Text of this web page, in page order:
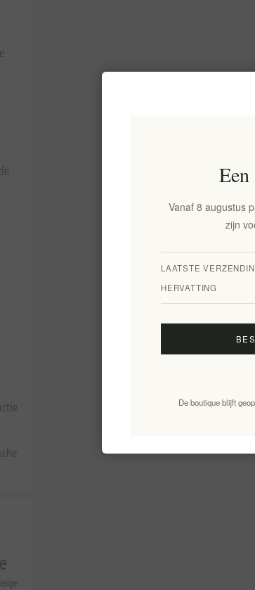
Vanaf 8 augustus
zijn
LAATSTE
HERVATTING
De boutique blijft